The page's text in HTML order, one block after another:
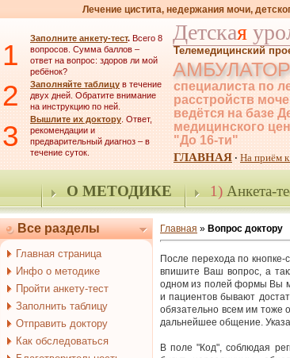
Лечение цистита, недержания мочи,
1 Заполните анкету-тест. Всего 8
вопросов. Сумма баллов –
ответ на вопрос: здоров ли мой
ребёнок?
2 Заполняйте таблицу в течение
двух дней. Обратите внимание
на инструкцию по ней.
3 Вышлите их доктору. Ответ,
рекомендации и
предварительный диагноз – в
течение суток.
Детская
Телемедицинский
специалиста по
расстройств
ведётся на базе
медицинского
"До 16-ти"
ГЛАВНАЯ · На приём
О МЕТОДИКЕ 1)Анкета-
Все разделы
Главная страница
Инфо о методике
Пройти анкету-тест
Заполнить таблицу
Отправить доктору
Как обследоваться
Главная » Вопрос доктору
После перехода по
впишите Ваш вопрос, а
одном из полей формы Вы
и пациентов бывают
обязательно всем им тоже
дальнейшее общение.
В поле "Код", соблюдая